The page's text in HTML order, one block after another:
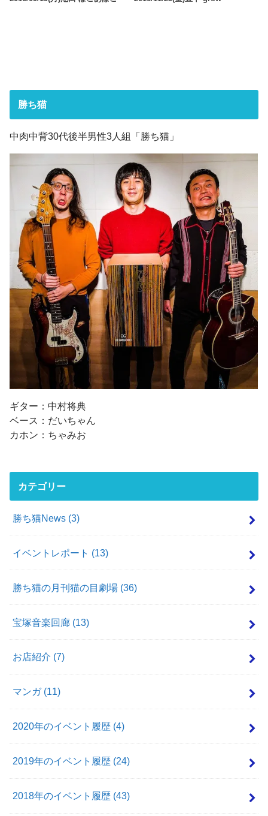
勝ち猫
中肉中背30代後半男性3人組「勝ち猫」
ギター：中村将典
ベース：だいちゃん
カホン：ちゃみお
カテゴリー
勝ち猫News (3)
イベントレポート (13)
勝ち猫の月刊猫の目劇場 (36)
宝塚音楽回廊 (13)
お店紹介 (7)
マンガ (11)
2020年のイベント履歴 (4)
2019年のイベント履歴 (24)
2018年のイベント履歴 (43)